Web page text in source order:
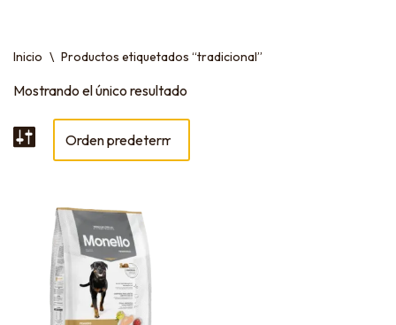
Inicio \ Productos etiquetados “tradicional”
Mostrando el único resultado